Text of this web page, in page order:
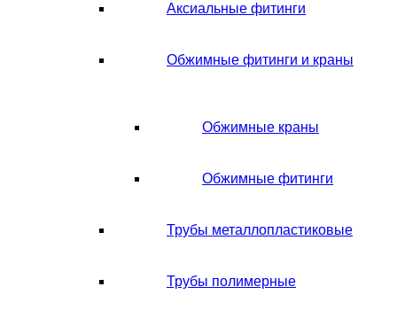
Аксиальные фитинги
Обжимные фитинги и краны
Обжимные краны
Обжимные фитинги
Трубы металлопластиковые
Трубы полимерные